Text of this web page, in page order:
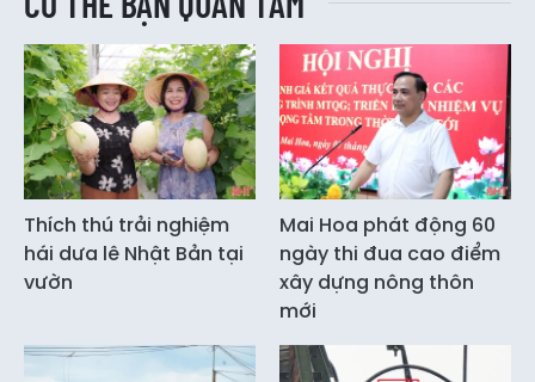
Thích thú trải nghiệm
hái dưa lê Nhật Bản tại
vườn
Mai Hoa phát động 60
ngày thi đua cao điểm
xây dựng nông thôn
mới